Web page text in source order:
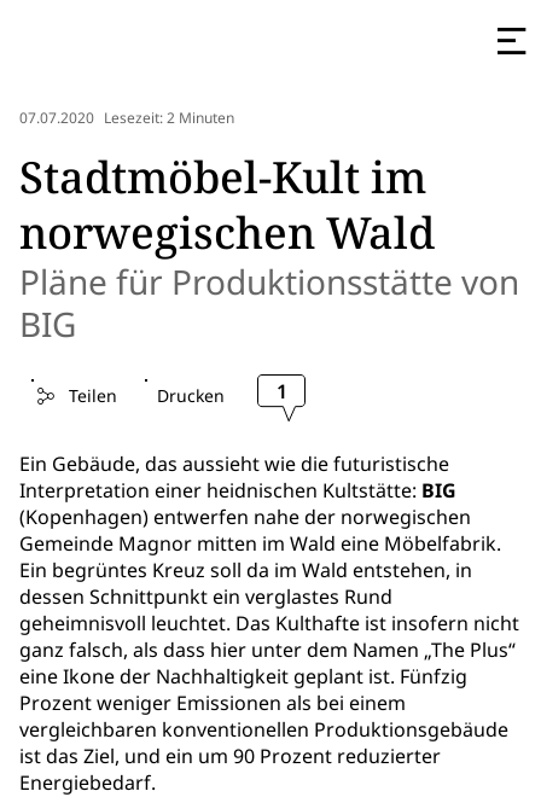
07.07.2020 Lesezeit: 2 Minuten
Stadtmöbel-Kult im
norwegischen Wald
Pläne für Produktionsstätte von
BIG
Teilen Drucken 1
Ein Gebäude, das aussieht wie die futuristische
Interpretation einer heidnischen Kultstätte: BIG
(Kopenhagen) entwerfen nahe der norwegischen
Gemeinde Magnor mitten im Wald eine Möbelfabrik.
Ein begrüntes Kreuz soll da im Wald entstehen, in
dessen Schnittpunkt ein verglastes Rund
geheimnisvoll leuchtet. Das Kulthafte ist insofern nicht
ganz falsch, als dass hier unter dem Namen „The Plus“
eine Ikone der Nachhaltigkeit geplant ist. Fünfzig
Prozent weniger Emissionen als bei einem
vergleichbaren konventionellen Produktionsgebäude
ist das Ziel, und ein um 90 Prozent reduzierter
Energiebedarf.